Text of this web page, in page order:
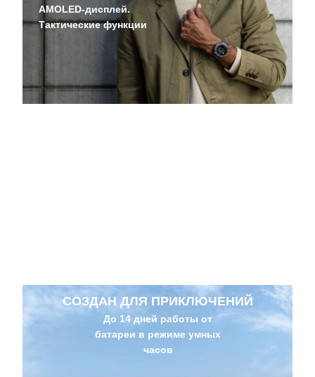
СОЗДАН ДЛЯ ПРИКЛЮЧЕНИЙ
AMOLED-дисплей.
Тактические функции
До 14 дней работы от
батареи в режиме умных
часов